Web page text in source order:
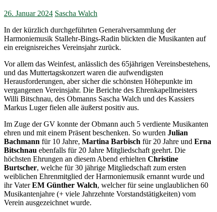
26. Januar 2024 Sascha Walch
In der kürzlich durchgeführten Generalversammlung der
Harmoniemusik Stallehr-Bings-Radin blickten die Musikanten auf
ein ereignisreiches Vereinsjahr zurück.
Vor allem das Weinfest, anlässlich des 65jährigen Vereinsbestehens,
und das Muttertagskonzert waren die aufwendigsten
Herausforderungen, aber sicher die schönsten Höhepunkte im
vergangenen Vereinsjahr. Die Berichte des Ehrenkapellmeisters
Willi Bitschnau, des Obmanns Sascha Walch und des Kassiers
Markus Luger fielen alle äußerst positiv aus.
Im Zuge der GV konnte der Obmann auch 5 verdiente Musikanten
ehren und mit einem Präsent beschenken. So wurden Julian
Bachmann für 10 Jahre, Martina Barbisch für 20 Jahre und Erna
Bitschnau ebenfalls für 20 Jahre Mitgliedschaft geehrt. Die
höchsten Ehrungen an diesem Abend erhielten Christine
Burtscher, welche für 30 jährige Mitgliedschaft zum ersten
weiblichen Ehrenmitglied der Harmoniemusik ernannt wurde und
ihr VaterEM Günther Walch, welcher für seine unglaublichen 60
Musikantenjahre (+ viele Jahrzehnte Vorstandstätigkeiten) vom
Verein ausgezeichnet wurde.